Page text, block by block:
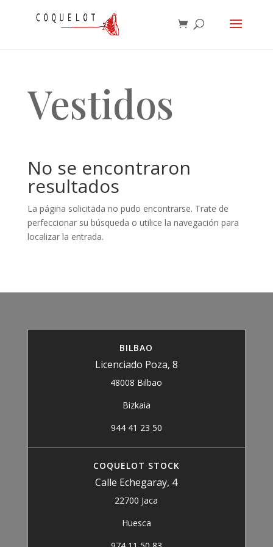
Vestidos
No se encontraron
resultados
La página solicitada no pudo encontrarse. Trate de
perfeccionar su búsqueda o utilice la navegación para
localizar la entrada.
BILBAO
Licenciado Poza, 8
48008 Bilbao
Bizkaia
944 41 23 50
COQUELOT STOCK
Calle Echegaray, 4
22700 Jaca
Huesca